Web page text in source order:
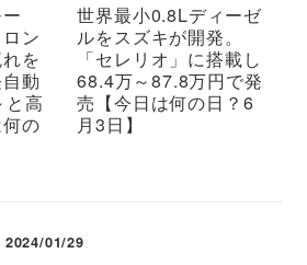
ン
を
動
と高
の
世界最小0.8Lディーゼ
ルをスズキが開発。
「セレリオ」に搭載し
68.4万～87.8万円で発
売【今日は何の日？6
月3日】
2024/01/29